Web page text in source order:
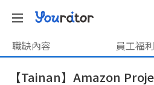
職缺內容 員工福利